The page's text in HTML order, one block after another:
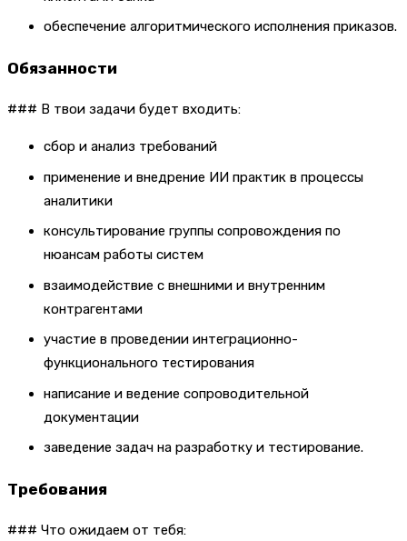
обеспечение алгоритмического исполнения приказов.
Обязанности
### В твои задачи будет входить:
сбор и анализ требований
применение и внедрение ИИ практик в процессы
аналитики
консультирование группы сопровождения по
нюансам работы систем
взаимодействие с внешними и внутренним
контрагентами
участие в проведении интеграционно-
функционального тестирования
написание и ведение сопроводительной
документации
заведение задач на разработку и тестирование.
Требования
### Что ожидаем от тебя: